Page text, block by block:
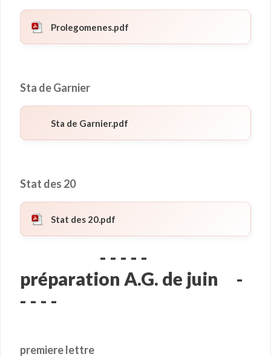
Prolegomenes.pdf
Sta de Garnier
Sta de Garnier.pdf
Stat des 20
Stat des 20.pdf
- - - - -
préparation A.G. de juin -
- - - -
premiere lettre